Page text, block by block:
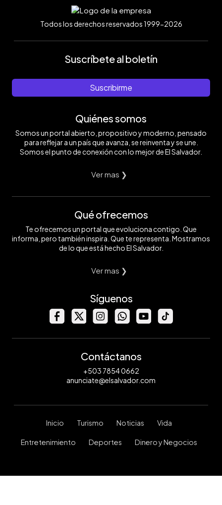
Todos los derechos reservados 1999-2026
Suscríbete al boletín
Suscribirme
Quiénes somos
Somos un portal abierto, propositivo y moderno, pensado
para reflejar a un país que avanza, se reinventa y se une.
Somos el punto de conexión con lo mejor de El Salvador.
Ver mas ❯
Qué ofrecemos
Te ofrecemos un portal que evoluciona contigo. Que
informa, pero también inspira. Que te representa. Mostramos
de lo que está hecho El Salvador.
Ver mas ❯
Síguenos
Contáctanos
+503 7854 0662
anunciate@elsalvador.com
Inicio Turismo Noticias Vida
Entretenimiento Deportes Dinero y Negocios